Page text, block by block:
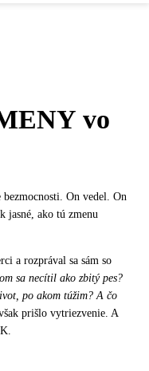
vo
On vedel. On
ako tú zmenu
a rozprával sa sám so
sa necítil ako zbitý pes?
po akom túžim? A čo
prišlo vytriezvenie. A